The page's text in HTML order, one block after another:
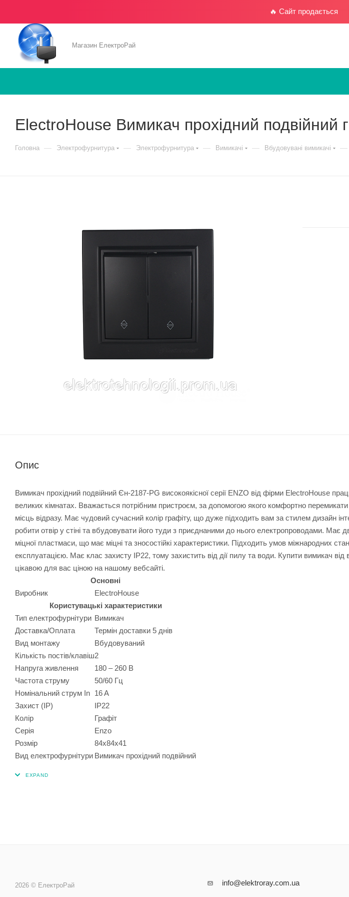
🔥 Сайт продається
Магазин ЕлектроРай
ElectroHouse Вимикач прохідний подвійний
Головна — Электрофурнитура — Электрофурнитура — Вимикачі — Вбудовувані вимикачі —
Опис
Вимикач прохідний подвійний Єн-2187-PG високоякісної серії ENZO від фірми ElectroHouse
великих кімнатах. Вважається потрібним пристроєм, за допомогою якого комфортно
місць відразу. Має чудовий сучасний колір графіту, що дуже підходить вам за стилем дизайн
робити отвір у стіні та вбудовувати його туди з приєднаними до нього електропроводами. Має
міцної пластмаси, що має міцні та зносостійкі характеристики. Підходить умов міжнародних
експлуатацією. Має клас захисту IP22, тому захистить від дії пилу та води. Купити вимикач
цікавою для вас ціною на нашому вебсайті.
Основні
Виробник
ElectroHouse
Користувацькі характеристики
Тип електрофурнітури Вимикач
Доставка/Оплата
Термін доставки 5 днів
Вид монтажу
Вбудовуваний
Кількість постів/клавіш2
Напруга живлення
180 – 260 В
Частота струму
50/60 Гц
Номінальний струм In 16 A
Захист (IP)
IP22
Колір
Графіт
Серія
Enzo
Розмір
84х84х41
Вид електрофурнітури Вимикач прохідний подвійний
2026 © ЕлектроРай info@elektroray.com.ua